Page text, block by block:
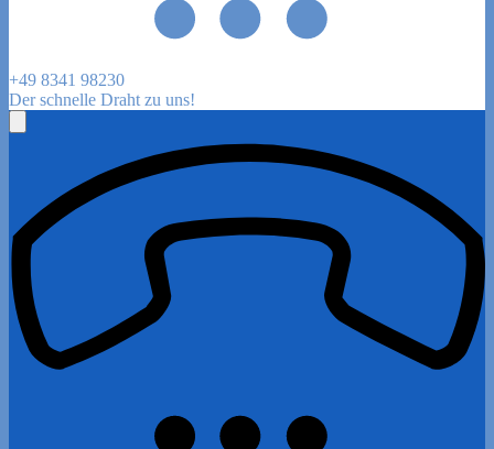
+49 8341 98230
Der schnelle Draht zu uns!